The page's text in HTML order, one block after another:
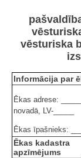
vēsturiska
Informācija par
Ēkas adrese:
novadā, LV-_____
Ēkas īpašnieks:
Ēkas kadastra
apzīmējums